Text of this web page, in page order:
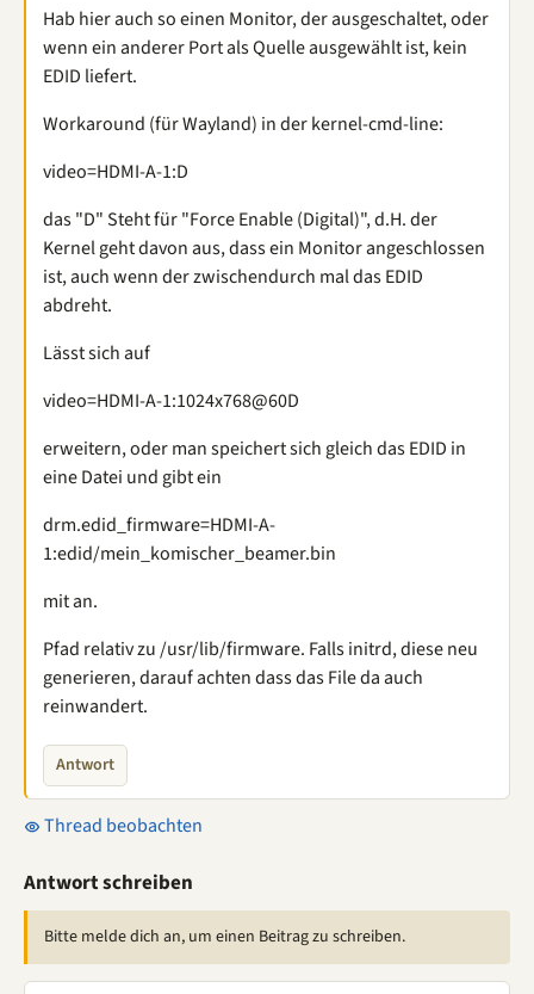
Hab hier auch so einen Monitor, der ausgeschaltet, oder
wenn ein anderer Port als Quelle ausgewählt ist, kein
EDID liefert.
Workaround (für Wayland) in der kernel-cmd-line:
video=HDMI-A-1:D
das "D" Steht für "Force Enable (Digital)", d.H. der
Kernel geht davon aus, dass ein Monitor angeschlossen
ist, auch wenn der zwischendurch mal das EDID
abdreht.
Lässt sich auf
video=HDMI-A-1:1024x768@60D
erweitern, oder man speichert sich gleich das EDID in
eine Datei und gibt ein
drm.edid_firmware=HDMI-A-
1:edid/mein_komischer_beamer.bin
mit an.
Pfad relativ zu /usr/lib/firmware. Falls initrd, diese neu
generieren, darauf achten dass das File da auch
reinwandert.
Antwort
Thread beobachten
Antwort schreiben
Bitte melde dich an, um einen Beitrag zu schreiben.